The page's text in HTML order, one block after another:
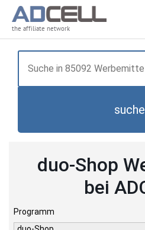
the affiliate network
duo-Shop
bei
Programm